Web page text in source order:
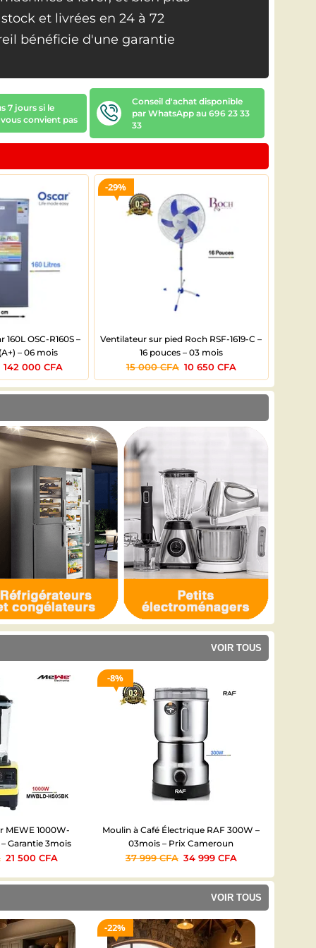
et livrées en 24 à 72
bénéficie d'une garantie
7 jours si le
convient pas
Conseil d'achat disponible
par WhatsApp au 696 23 33
33
OSC-R160S –
– 06 mois
142 000CFA
29%
Ventilateur sur pied Roch RSF-1619-C –
16 pouces – 03 mois
15 000CFA 10 650 CFA
VOIR TOUS
MEWE 1000W-
Garantie 3mois
21 500 CFA
8%
Moulin à Café Électrique RAF 300W –
03mois – Prix Cameroun
37 999CFA 34 999 CFA
VOIR TOUS
22%